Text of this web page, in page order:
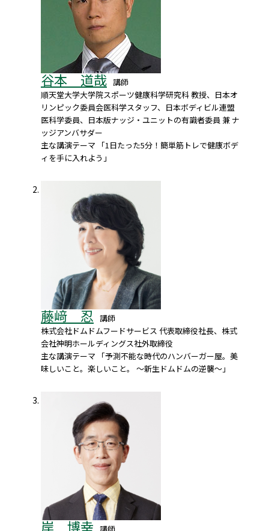
谷本 道哉 講師
順天堂大学大学院スポーツ健康科学研究科 教授、日本オ
リンピック委員会医科学スタッフ、日本ボディビル連盟
医科学委員、日本版ナッジ・ユニットの有識者委員 兼 ナ
ッジアンバサダー
主な講演テーマ 「1日たった5分！簡単筋トレで健康ボデ
ィを手に入れよう」
藤﨑 忍 講師
株式会社ドムドムフードサービス 代表取締役社長、株式
会社神明ホールディングス社外取締役
主な講演テーマ 「予測不能な時代のハンバーガー屋。美
味しいこと。楽しいこと。 ～新生ドムドムの逆襲～」
岸 博幸 講師